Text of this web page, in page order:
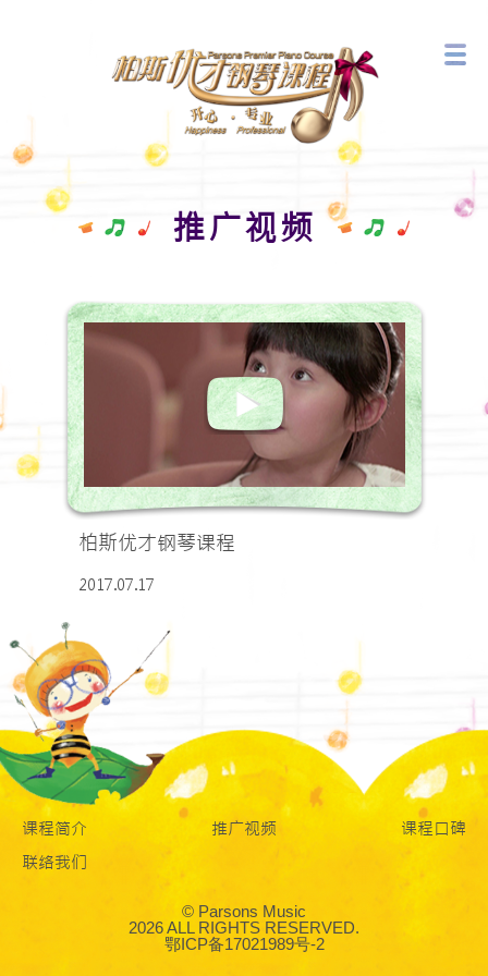
最新活动
音乐艺术中心
推广视频
柏斯优才钢琴课程
2017.07.17
课程简介 推广视频
课程口碑
联络我们
© Parsons Music
2026 ALL RIGHTS RESERVED.
鄂ICP备17021989号-2